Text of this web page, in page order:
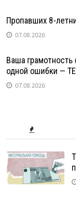
Пропавших 8-
07.08.2026
Ваша грамотность
одной ошибки —
07.08.2026